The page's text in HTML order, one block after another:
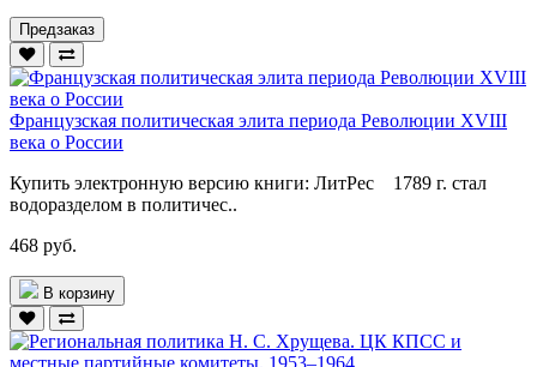
Предзаказ
Французская политическая элита периода Революции XVIII
века о России
Купить электронную версию книги: ЛитРес 1789 г. стал
водоразделом в политичес..
468 руб.
В корзину